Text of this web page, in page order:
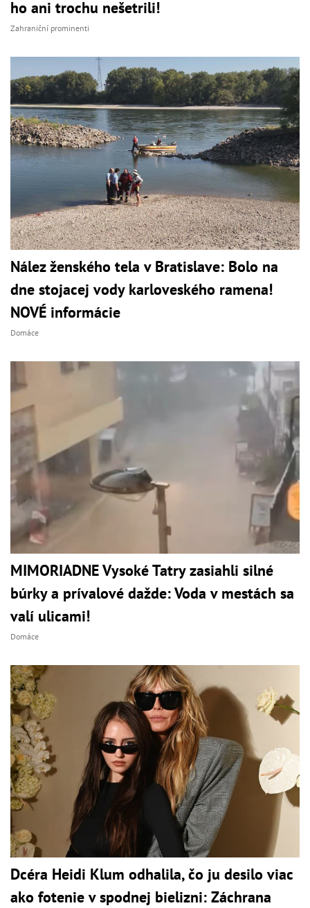
ho ani trochu nešetrili!
Zahraniční prominenti
Nález ženského tela v Bratislave: Bolo na
dne stojacej vody karloveského ramena!
NOVÉ informácie
Domáce
MIMORIADNE Vysoké Tatry zasiahli silné
búrky a prívalové dažde: Voda v mestách sa
valí ulicami!
Domáce
Dcéra Heidi Klum odhalila, čo ju desilo viac
ako fotenie v spodnej bielizni: Záchrana